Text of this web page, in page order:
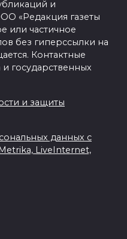
и
«Редакция газеты
или частичное
без гиперссылки на
Контактные
государственных
и защиты
данных с
LiveInternet,